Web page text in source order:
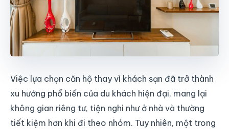
Việc lựa chọn căn hộ thay vì khách sạn đã trở thành
xu hướng phổ biến của du khách hiện đại, mang lại
không gian riêng tư, tiện nghi như ở nhà và thường
tiết kiệm hơn khi đi theo nhóm. Tuy nhiên, một trong